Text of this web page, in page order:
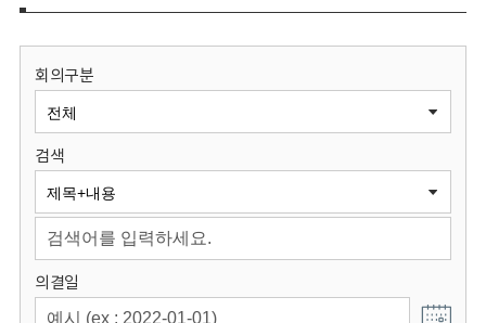
보
원
회
회의구분
검색
의결일